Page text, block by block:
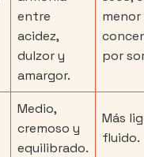
entre
acidez,
dulzor y
amargor.
menor
por
Medio,
cremoso y
equilibrado.
Más
fluido.